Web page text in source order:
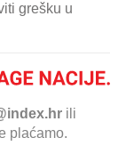
grešku u
ili
plaćamo.